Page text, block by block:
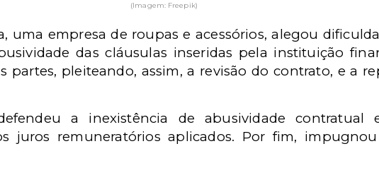
(Imagem: Freepik)
uma empresa de roupas e acessórios, alegou
das cláusulas inseridas pela instituição
partes, pleiteando, assim, a revisão do contrato, e a
a inexistência de abusividade contratual
juros remuneratórios aplicados. Por fim,